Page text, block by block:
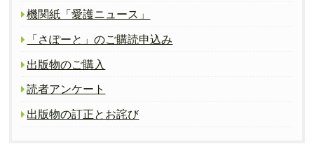
機関紙「愛護ニュース」
「さぽーと」のご購読申込み
出版物のご購入
読者アンケート
出版物の訂正とお詫び